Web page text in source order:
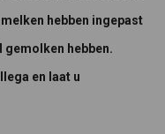
hebben ingepast
hebben.
en laat u